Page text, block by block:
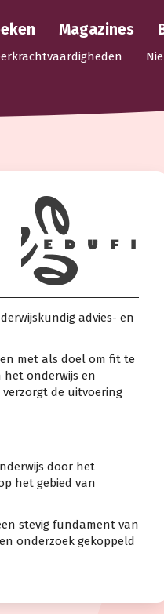
Magazines
advies- en
met als doel om fit te
het onderwijs en
de uitvoering
door het
het gebied van
stevig fundament van
onderzoek gekoppeld